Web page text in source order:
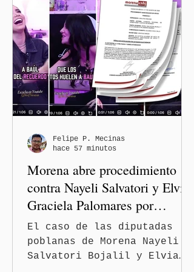
Morena abre procedimiento
contra Nayeli Salvatori y Elvia
Graciela Palomares por
discriminación y burlas
El caso de las diputadas
poblanas de Morena Nayeli
Salvatori Bojalil y Elvia
Felipe P. Mecinas
hace 57 minutos